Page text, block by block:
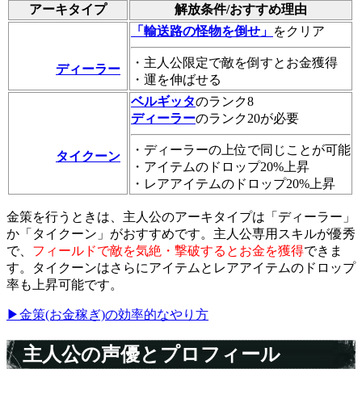
アーキタイプ 解放条件/おすすめ理由
ディーラー
「輸送路の怪物を倒せ」 をクリア
・主人公限定で敵を倒すとお金獲得
・運を伸ばせる
タイクーン
ベルギッタのランク8
ディーラーのランク20が必要
・ディーラーの上位で同じことが可能
・アイテムのドロップ20%上昇
・レアアイテムのドロップ20%上昇
金策を行うときは、主人公のアーキタイプは「ディーラー」
か「タイクーン」がおすすめです。主人公専用スキルが優秀
で、 フィールドで敵を気絶・撃破するとお金を獲得できま
す。タイクーンはさらにアイテムとレアアイテムのドロップ
率も上昇可能です。
▶金策(お金稼ぎ)の効率的なやり方
主人公の声優とプロフィール